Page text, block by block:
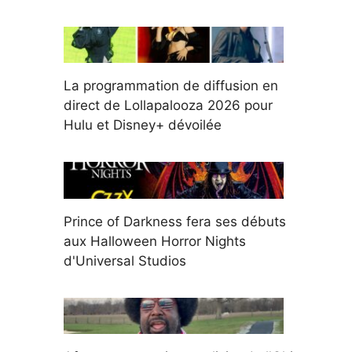
La programmation de diffusion en
direct de Lollapalooza 2026 pour
Hulu et Disney+ dévoilée
Prince of Darkness fera ses débuts
aux Halloween Horror Nights
d'Universal Studios